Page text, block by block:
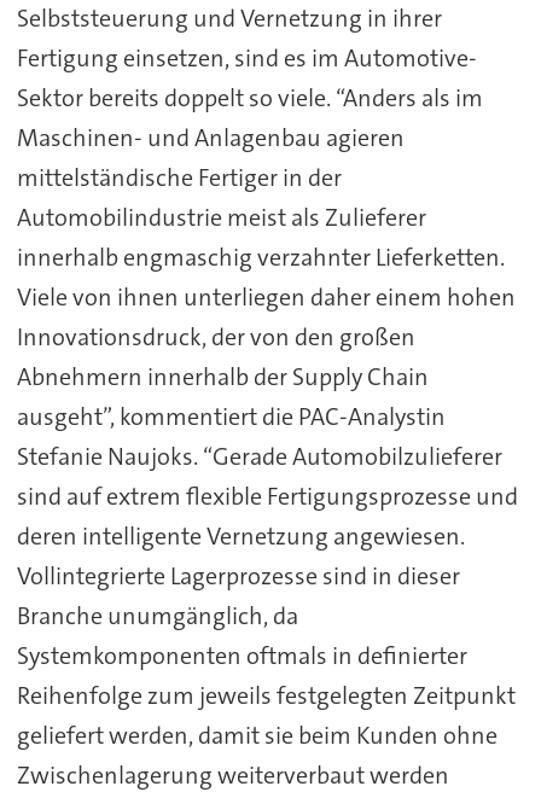
Selbststeuerung und Vernetzung in ihrer
Fertigung einsetzen, sind es im Automotive-
Sektor bereits doppelt so viele. “Anders als im
Maschinen- und Anlagenbau agieren
mittelständische Fertiger in der
Automobilindustrie meist als Zulieferer
innerhalb engmaschig verzahnter Lieferketten.
Viele von ihnen unterliegen daher einem hohen
Innovationsdruck, der von den großen
Abnehmern innerhalb der Supply Chain
ausgeht”, kommentiert die PAC-Analystin
Stefanie Naujoks. “Gerade Automobilzulieferer
sind auf extrem flexible Fertigungsprozesse und
deren intelligente Vernetzung angewiesen.
Vollintegrierte Lagerprozesse sind in dieser
Branche unumgänglich, da
Systemkomponenten oftmals in definierter
Reihenfolge zum jeweils festgelegten Zeitpunkt
geliefert werden, damit sie beim Kunden ohne
Zwischenlagerung weiterverbaut werden